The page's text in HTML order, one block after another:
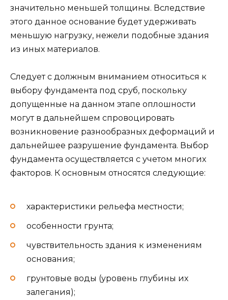
значительно меньшей толщины. Вследствие
этого данное основание будет удерживать
меньшую нагрузку, нежели подобные здания
из иных материалов.
Следует с должным вниманием относиться к
выбору фундамента под сруб, поскольку
допущенные на данном этапе оплошности
могут в дальнейшем спровоцировать
возникновение разнообразных деформаций и
дальнейшее разрушение фундамента. Выбор
фундамента осуществляется с учетом многих
факторов. К основным относятся следующие:
характеристики рельефа местности;
особенности грунта;
чувствительность здания к изменениям
основания;
грунтовые воды (уровень глубины их
залегания);